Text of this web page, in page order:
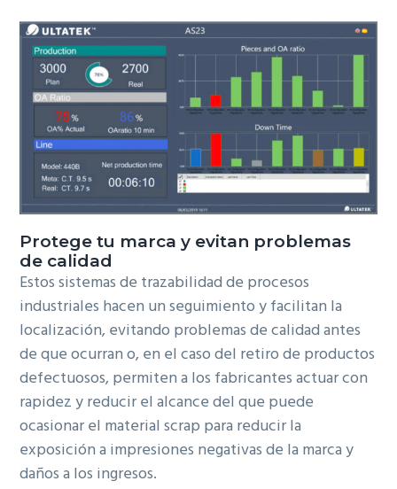
Protege tu marca y evitan problemas
de calidad
Estos sistemas de trazabilidad de procesos
industriales hacen un seguimiento y facilitan la
localización, evitando problemas de calidad antes
de que ocurran o, en el caso del retiro de productos
defectuosos, permiten a los fabricantes actuar con
rapidez y reducir el alcance del que puede
ocasionar el material scrap para reducir la
exposición a impresiones negativas de la marca y
daños a los ingresos.